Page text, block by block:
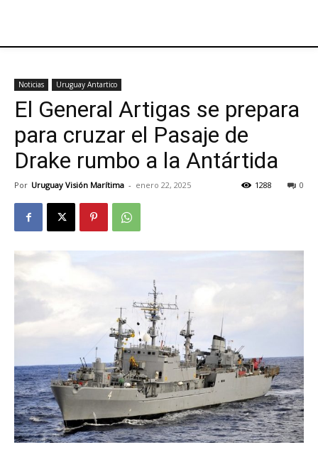
Noticias Uruguay Antartico
El General Artigas se prepara
para cruzar el Pasaje de
Drake rumbo a la Antártida
Por Uruguay Visión Marítima - enero 22, 2025 0
1288